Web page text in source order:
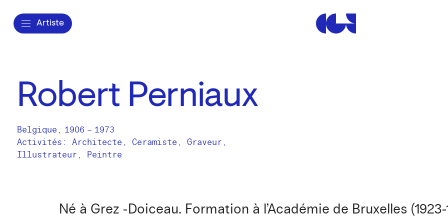
Artiste Centre de la Gravure et
Robert Perniaux
Belgique , 1906 – 1973
Activités: Architecte Ceramiste
Graveur
Illustrateur
Peintre
Né à Grez -Doiceau. Formation à l’Académie de Bruxelles (1923-